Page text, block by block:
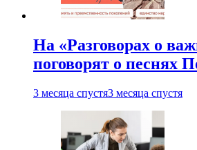
На «Разговорах о
поговорят о песнях
3 месяца спустя3 месяца спустя